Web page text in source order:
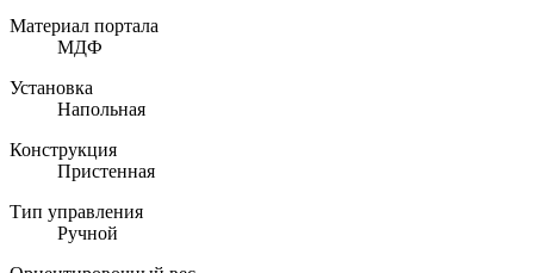
Материал портала
МДФ
Установка
Напольная
Конструкция
Пристенная
Тип управления
Ручной